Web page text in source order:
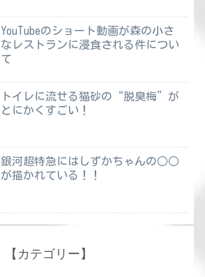
YouTubeのショート動画が森の小さ
なレストランに浸食される件につい
て
トイレに流せる猫砂の“脱臭梅”が
とにかくすごい！
銀河超特急にはしずかちゃんの○○
が描かれている！！
【カテゴリー】